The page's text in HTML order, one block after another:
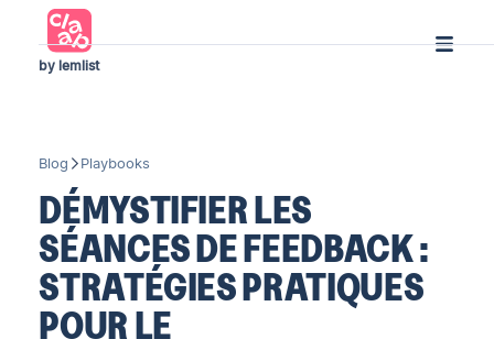
by lemlist
Blog Playbooks
DÉMYSTIFIER LES
SÉANCES DE FEEDBACK :
STRATÉGIES PRATIQUES
POUR LE